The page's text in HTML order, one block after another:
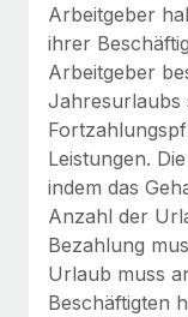
Wie Phiture
mit Remote
Phiture ist der
Mehr
Arbeitgeber
ihrer
Arbeitgeber
Jahresurlaubs
Leistungen.
indem das
Anzahl der
Bezahlung
Urlaub muss
Beschäftigten